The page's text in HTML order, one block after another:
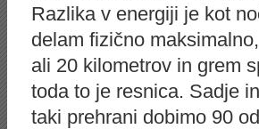
Razlika v energiji je kot
delam fizično
ali 20 kilometrov in grem
toda to je resnica. Sadje
taki prehrani dobimo 90